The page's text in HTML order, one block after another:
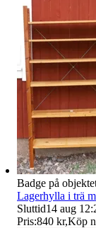
Badge på
Lagerhylla i trä
Sluttid14 aug
Pris:840 kr,Köp